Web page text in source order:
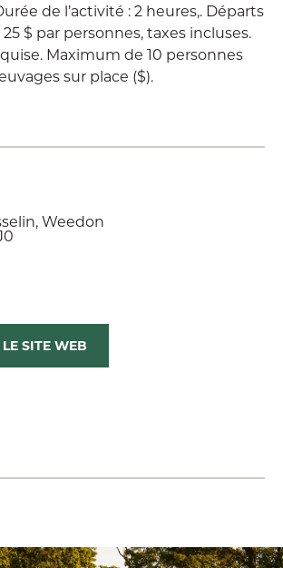
de l’activité : 2 heures,. Départs
25 $ par personnes, taxes incluses.
Maximum de 10 personnes
sur place ($).
Weedon
SITE WEB